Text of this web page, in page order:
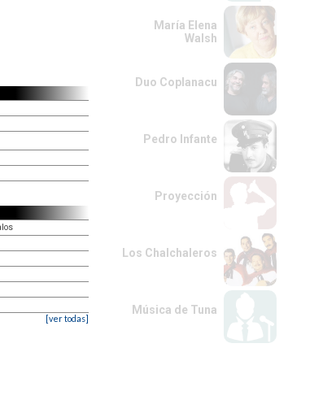
[ver todas]
María Elena
Walsh
Duo Coplanacu
Pedro Infante
Proyección
Los Chalchaleros
Música de Tuna